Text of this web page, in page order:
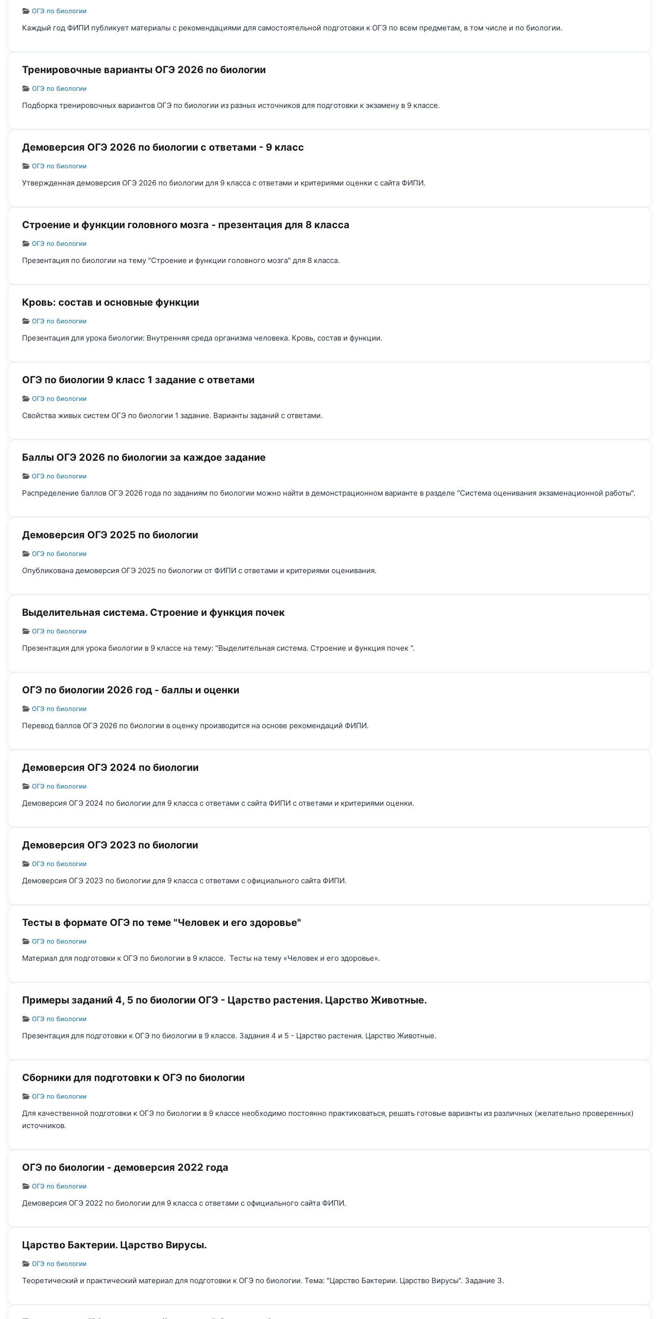
Информация о материале
ОГЭ по биологии
Каждый год ФИПИ публикует материалы с рекомендациями для самостоятельной подготовки к ОГЭ по всем предметам, в том числе и по биологии.
Тренировочные варианты ОГЭ 2026 по биологии
Информация о материале
ОГЭ по биологии
Подборка тренировочных вариантов ОГЭ по биологии из разных источников для подготовки к экзамену в 9 классе.
Демоверсия ОГЭ 2026 по биологии с ответами - 9 класс
Информация о материале
ОГЭ по биологии
Утвержденная демоверсия ОГЭ 2026 по биологии для 9 класса с ответами и критериями оценки с сайта ФИПИ.
Строение и функции головного мозга - презентация для 8 класса
Информация о материале
ОГЭ по биологии
Презентация по биологии на тему "Строение и функции головного мозга" для 8 класса.
Кровь: состав и основные функции
Информация о материале
ОГЭ по биологии
Презентация для урока биологии: Внутренняя среда организма человека. Кровь, состав и функции.
ОГЭ по биологии 9 класс 1 задание с ответами
Информация о материале
ОГЭ по биологии
Свойства живых систем ОГЭ по биологии 1 задание. Варианты заданий с ответами.
Баллы ОГЭ 2026 по биологии за каждое задание
Информация о материале
ОГЭ по биологии
Распределение баллов ОГЭ 2026 года по заданиям по биологии можно найти в демонстрационном варианте в разделе "Система оценивания экзаменационной работы".
Демоверсия ОГЭ 2025 по биологии
Информация о материале
ОГЭ по биологии
Опубликована демоверсия ОГЭ 2025 по биологии от ФИПИ с ответами и критериями оценивания.
Выделительная система. Строение и функция почек
Информация о материале
ОГЭ по биологии
Презентация для урока биологии в 9 классе на тему: "Выделительная система. Строение и функция почек ".
ОГЭ по биологии 2026 год - баллы и оценки
Информация о материале
ОГЭ по биологии
Перевод баллов ОГЭ 2026 по биологии в оценку производится на основе рекомендаций ФИПИ.
Демоверсия ОГЭ 2024 по биологии
Информация о материале
ОГЭ по биологии
Демоверсия ОГЭ 2024 по биологии для 9 класса с ответами с сайта ФИПИ с ответами и критериями оценки.
Демоверсия ОГЭ 2023 по биологии
Информация о материале
ОГЭ по биологии
Демоверсия ОГЭ 2023 по биологии для 9 класса с ответами с официального сайта ФИПИ.
Тесты в формате ОГЭ по теме "Человек и его здоровье"
Информация о материале
ОГЭ по биологии
Материал для подготовки к ОГЭ по биологии в 9 классе. Тесты на тему «Человек и его здоровье».
Примеры заданий 4, 5 по биологии ОГЭ - Царство растения. Царство Животные.
Информация о материале
ОГЭ по биологии
Презентация для подготовки к ОГЭ по биологии в 9 классе. Задания 4 и 5 - Царство растения. Царство Животные.
Сборники для подготовки к ОГЭ по биологии
Информация о материале
ОГЭ по биологии
Для качественной подготовки к ОГЭ по биологии в 9 классе необходимо постоянно практиковаться, решать готовые варианты из различных (желательно проверенных)
источников.
ОГЭ по биологии - демоверсия 2022 года
Информация о материале
ОГЭ по биологии
Демоверсия ОГЭ 2022 по биологии для 9 класса с ответами с официального сайта ФИПИ.
Царство Бактерии. Царство Вирусы.
Информация о материале
ОГЭ по биологии
Теоретический и практический материал для подготовки к ОГЭ по биологии. Тема: "Царство Бактерии. Царство Вирусы". Задание 3.